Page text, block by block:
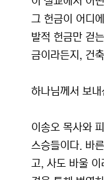
그 헌금이 어디
발적 헌금만 걷
금이라든지, 건
하나님께서 보
이송오 목사와
스승들이다. 바
고, 사도 바울